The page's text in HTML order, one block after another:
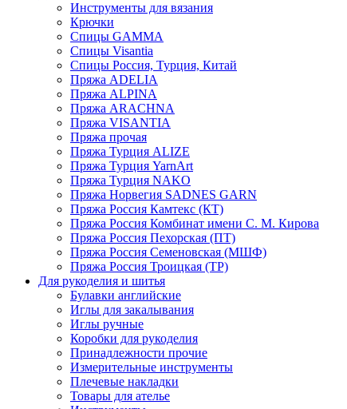
Инструменты для вязания
Крючки
Спицы GAMMA
Спицы Visantia
Спицы Россия, Турция, Китай
Пряжа ADELIA
Пряжа ALPINA
Пряжа ARACHNA
Пряжа VISANTIA
Пряжа прочая
Пряжа Турция ALIZE
Пряжа Турция YarnArt
Пряжа Турция NAKO
Пряжа Норвегия SADNES GARN
Пряжа Россия Камтекс (КТ)
Пряжа Россия Комбинат имени С. М. Кирова
Пряжа Россия Пехорская (ПТ)
Пряжа Россия Семеновская (МШФ)
Пряжа Россия Троицкая (ТР)
Для рукоделия и шитья
Булавки английские
Иглы для закалывания
Иглы ручные
Коробки для рукоделия
Принадлежности прочие
Измерительные инструменты
Плечевые накладки
Товары для ателье